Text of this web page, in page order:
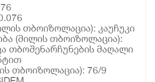
თბოიზოლაცია): კაუჩუკი
(მილის თბოიზოლაცია):
თბოშენარჩუნების მაღალი
თბოიზოლაცია): 76/9